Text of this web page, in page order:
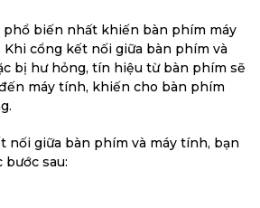
biến nhất khiến bàn phím máy
cổng kết nối giữa bàn phím và
bị hư hỏng, tín hiệu từ bàn phím sẽ
máy tính, khiến cho bàn phím
nối giữa bàn phím và máy tính, bạn
sau: